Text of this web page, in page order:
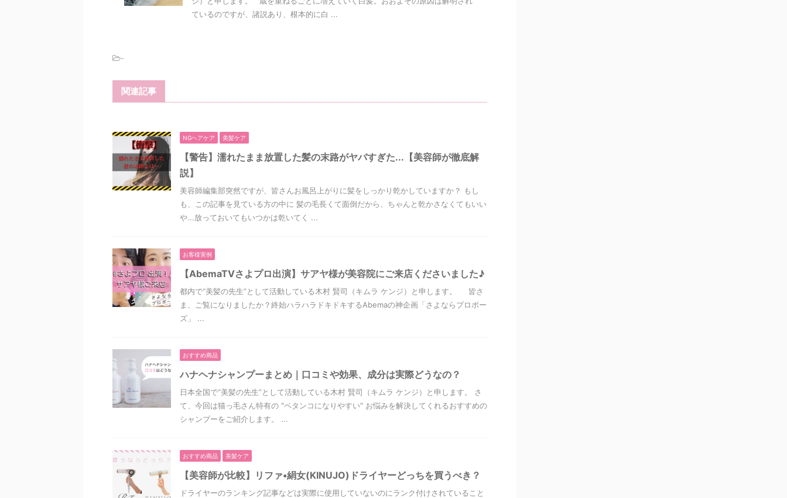
ているのですが、諸説あり、根本的に白 ...
-
関連記事
NGヘアケア 美髪ケア
【警告】濡れたまま放置した髪の末路がヤバすぎた...【美容師が徹底解
説】
美容師編集部突然ですが、皆さんお風呂上がりに髪をしっかり乾かしていますか？ もし
も、この記事を見ている方の中に 髪の毛長くて面倒だから、ちゃんと乾かさなくてもいい
や...放っておいてもいつかは乾いてく ...
お客様実例
【AbemaTVさよプロ出演】サアヤ様が美容院にご来店くださいました♪
都内で“美髪の先生”として活動している木村 賢司（キムラ ケンジ）と申します。 皆さ
ま、ご覧になりましたか？終始ハラハラドキドキするAbemaの神企画「さよならプロポー
ズ」 ...
おすすめ商品
ハナヘナシャンプーまとめ｜口コミや効果、成分は実際どうなの？
日本全国で“美髪の先生”として活動している木村 賢司（キムラ ケンジ）と申します。 さ
て、今回は猫っ毛さん特有の "ペタンコになりやすい" お悩みを解決してくれるおすすめの
シャンプーをご紹介します。 ...
おすすめ商品 美髪ケア
【美容師が比較】リファ•絹女(KINUJO)ドライヤーどっちを買うべき？
ドライヤーのランキング記事などは実際に使用していないのにランク付けされていること